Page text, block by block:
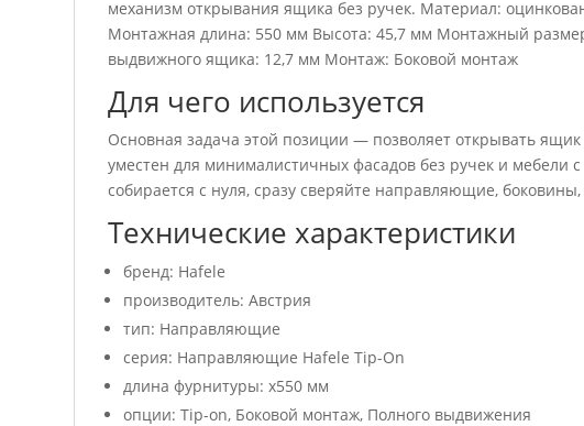
механизм открывания ящика без ручек. Материал:
Монтажная длина: 550 мм Высота: 45,7 мм Монтажный
выдвижного ящика: 12,7 мм Монтаж: Боковой монтаж
Для чего используется
Основная задача этой позиции — позволяет открывать
уместен для минималистичных фасадов без ручек и мебели
собирается с нуля, сразу сверяйте направляющие,
Технические характеристики
бренд: Hafele
производитель: Австрия
тип: Направляющие
серия: Направляющие Hafele Tip-On
длина фурнитуры: x550 мм
опции: Tip-on, Боковой монтаж, Полного выдвижения